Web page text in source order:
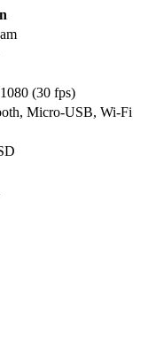
(30 fps)
Micro-USB, Wi-Fi